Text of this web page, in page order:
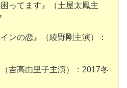
ってます』（土屋太鳳主
ンの恋』（綾野剛主演）：
吉高由里子主演）：2017冬